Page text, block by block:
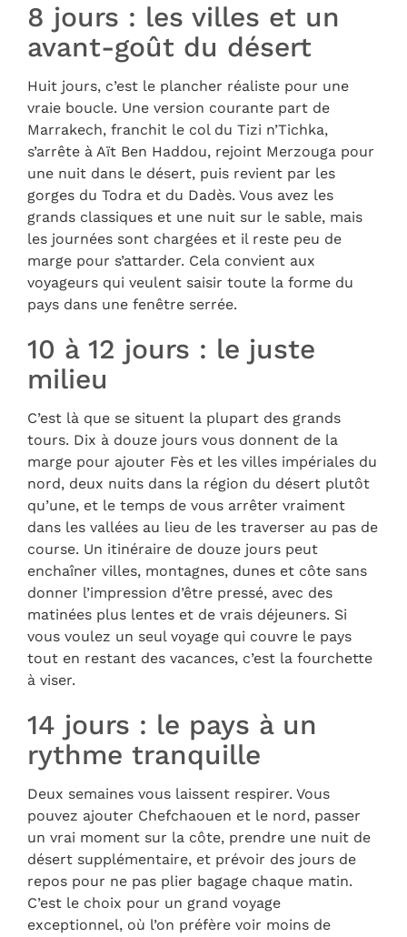
8 jours : les villes et un
avant-goût du désert
Huit jours, c’est le plancher réaliste pour une
vraie boucle. Une version courante part de
Marrakech, franchit le col du Tizi n’Tichka,
s’arrête à Aït Ben Haddou, rejoint Merzouga pour
une nuit dans le désert, puis revient par les
gorges du Todra et du Dadès. Vous avez les
grands classiques et une nuit sur le sable, mais
les journées sont chargées et il reste peu de
marge pour s’attarder. Cela convient aux
voyageurs qui veulent saisir toute la forme du
pays dans une fenêtre serrée.
10 à 12 jours : le juste
milieu
C’est là que se situent la plupart des grands
tours. Dix à douze jours vous donnent de la
marge pour ajouter Fès et les villes impériales du
nord, deux nuits dans la région du désert plutôt
qu’une, et le temps de vous arrêter vraiment
dans les vallées au lieu de les traverser au pas de
course. Un itinéraire de douze jours peut
enchaîner villes, montagnes, dunes et côte sans
donner l’impression d’être pressé, avec des
matinées plus lentes et de vrais déjeuners. Si
vous voulez un seul voyage qui couvre le pays
tout en restant des vacances, c’est la fourchette
à viser.
14 jours : le pays à un
rythme tranquille
Deux semaines vous laissent respirer. Vous
pouvez ajouter Chefchaouen et le nord, passer
un vrai moment sur la côte, prendre une nuit de
désert supplémentaire, et prévoir des jours de
repos pour ne pas plier bagage chaque matin.
C’est le choix pour un grand voyage
exceptionnel, où l’on préfère voir moins de